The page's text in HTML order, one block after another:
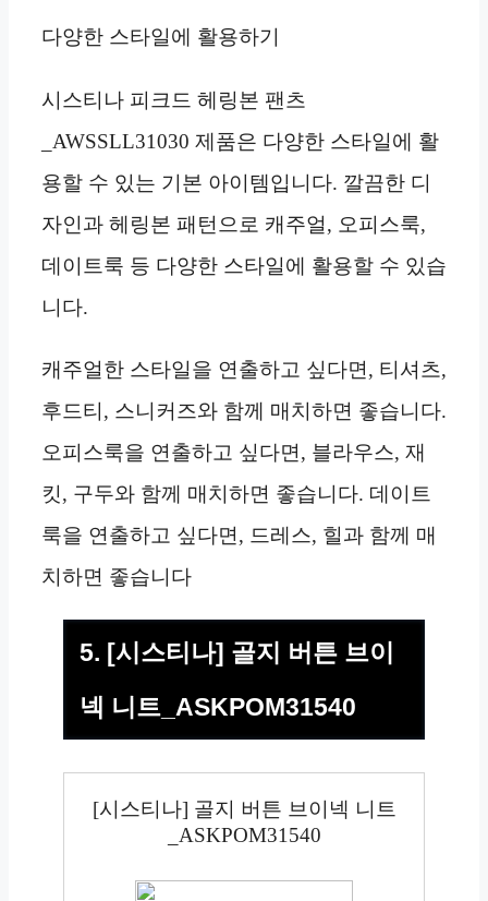
다양한 스타일에 활용하기
시스티나 피크드 헤링본 팬츠
_AWSSLL31030 제품은 다양한 스타일에 활
용할 수 있는 기본 아이템입니다. 깔끔한 디
자인과 헤링본 패턴으로 캐주얼, 오피스룩,
데이트룩 등 다양한 스타일에 활용할 수 있습
니다.
캐주얼한 스타일을 연출하고 싶다면, 티셔츠,
후드티, 스니커즈와 함께 매치하면 좋습니다.
오피스룩을 연출하고 싶다면, 블라우스, 재
킷, 구두와 함께 매치하면 좋습니다. 데이트
룩을 연출하고 싶다면, 드레스, 힐과 함께 매
치하면 좋습니다
5. [시스티나] 골지 버튼 브이
넥 니트_ASKPOM31540
[시스티나] 골지 버튼 브이넥 니트
_ASKPOM31540